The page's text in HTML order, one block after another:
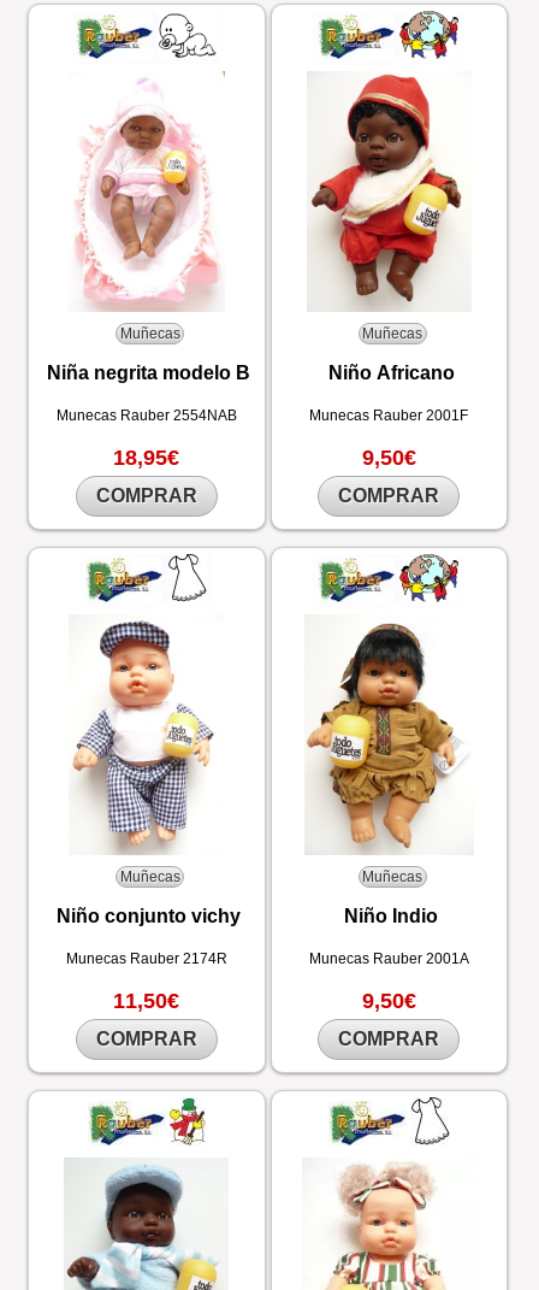
Muñecas
Niña negrita modelo B
Munecas Rauber 2554NAB
18,95€
COMPRAR
Muñecas
Niño Africano
Munecas Rauber2001F
9,50€
COMPRAR
Muñecas
Niño conjunto vichy
Munecas Rauber 2174R
11,50€
COMPRAR
Muñecas
Niño Indio
Munecas Rauber 2001A
9,50€
COMPRAR